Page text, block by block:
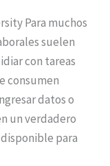
Para muchos
suelen
con tareas
consumen
datos o
un verdadero
para